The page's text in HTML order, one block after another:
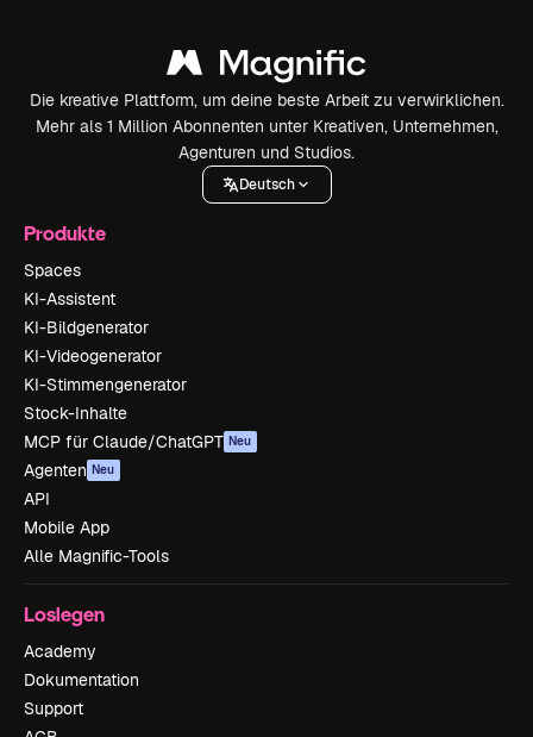
Die kreative Plattform, um deine beste Arbeit zu verwirklichen.
Mehr als 1 Million Abonnenten unter Kreativen, Unternehmen,
Agenturen und Studios.
Deutsch
Produkte
Spaces
KI-Assistent
KI-Bildgenerator
KI-Videogenerator
KI-Stimmengenerator
Stock-Inhalte
MCP für Claude/ChatGPT Neu
Agenten Neu
API
Mobile App
Alle Magnific-Tools
Loslegen
Academy
Dokumentation
Support